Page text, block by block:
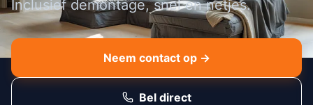
Inclusief demontage, snel en netjes.
Neem contact op →
Bel direct